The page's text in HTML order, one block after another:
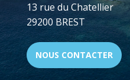
13 rue du Chatellier
29200 BREST
NOUS CONTACTER